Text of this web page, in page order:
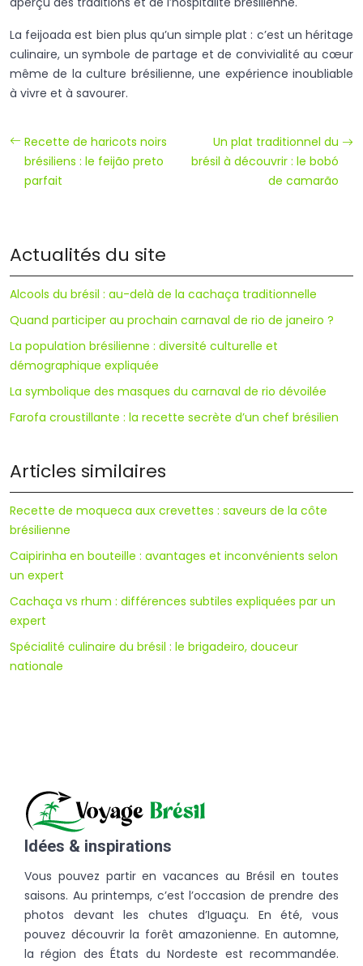
La feijoada est bien plus qu’un simple plat : c’est un héritage
culinaire, un symbole de partage et de convivialité au cœur
même de la culture brésilienne, une expérience inoubliable
à vivre et à savourer.
Recette de haricots noirs
brésiliens : le feijão preto
parfait
Un plat traditionnel du
brésil à découvrir : le bobó
de camarão
Actualités du site
Alcools du brésil : au-delà de la cachaça traditionnelle
Quand participer au prochain carnaval de rio de janeiro ?
La population brésilienne : diversité culturelle et
démographique expliquée
La symbolique des masques du carnaval de rio dévoilée
Farofa croustillante : la recette secrète d’un chef brésilien
Articles similaires
Recette de moqueca aux crevettes : saveurs de la côte
brésilienne
Caipirinha en bouteille : avantages et inconvénients selon
un expert
Cachaça vs rhum : différences subtiles expliquées par un
expert
Spécialité culinaire du brésil : le brigadeiro, douceur
nationale
Idées & inspirations
Vous pouvez partir en vacances au Brésil en toutes
saisons. Au printemps, c’est l’occasion de prendre des
photos devant les chutes d’Iguaçu. En été, vous
pouvez découvrir la forêt amazonienne. En automne,
la région des États du Nordeste est recommandée.